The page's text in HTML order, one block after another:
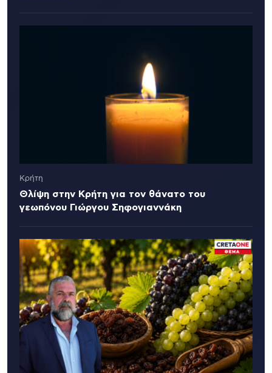
Κρήτη
Θλίψη στην Κρήτη για τον θάνατο του
γεωπόνου Γιώργου Σηφογιαννάκη